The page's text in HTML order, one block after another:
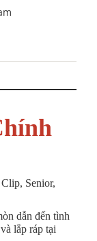
Senior,
dẫn đến tình
lắp ráp tại